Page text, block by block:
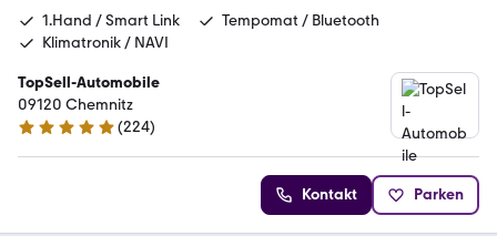
1.Hand / Smart Link
Tempomat / Bluetooth
Klimatronik / NAVI
TopSell-Automobile
09120 Chemnitz
4.9 Sterne
(224)
Kontakt Parken